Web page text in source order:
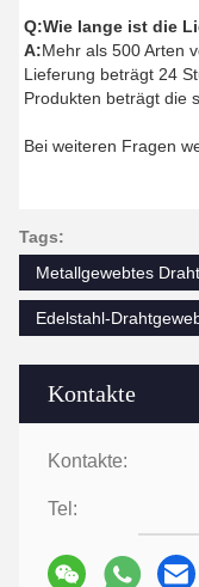
Kontakte
Kontakte:
Tel:
Q:Wie lange ist die
A:Mehr als 500 Arten
Lieferung beträgt 24
Produkten beträgt die
Bei weiteren Fragen
Tags:
Metallgewebtes
Edelstahl-